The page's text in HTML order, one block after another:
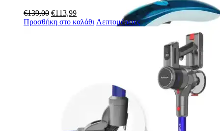
€139,00 Original
price
€113,99Η
τρέχουσα
Προσθήκη στο καλάθι Λεπτομέρειες